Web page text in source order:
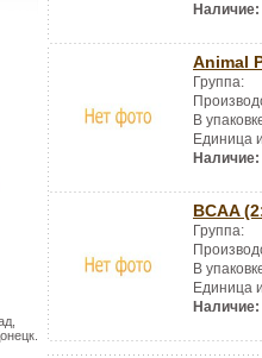
Наличие:
Animal
Группа:
В
Единица
Наличие:
BCAA
Группа:
В
Единица
Наличие: